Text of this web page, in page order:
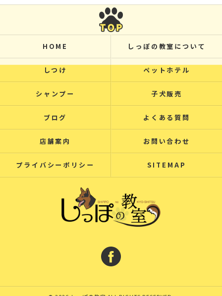
HOME しっぽの教室について
しつけ ペットホテル
シャンプー 子犬販売
ブログ よくある質問
店舗案内 お問い合わせ
プライバシーポリシー SITEMAP